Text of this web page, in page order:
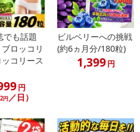
造。
ら、徹底した品質管理のもとで
管理を徹底しています。
でも話題
ロッコリ
コリース
円
円 ／日）
ビルベリーへの挑戦
(約6ヵ月分/180粒)
1,399円